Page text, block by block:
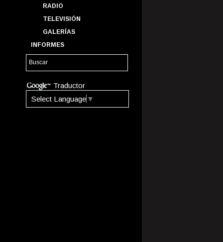
RADIO
TELEVISIÓN
GALERÍAS
INFORMES
Traductor
Select Language ▼